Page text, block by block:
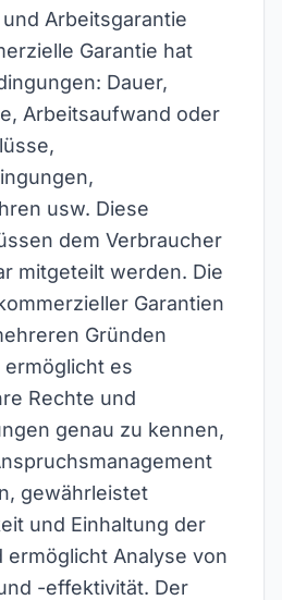
Arbeitsgarantie
Garantie hat
Dauer,
Arbeitsaufwand oder
usw. Diese
dem Verbraucher
mitgeteilt werden. Die
Garantien
Gründen
ermöglicht es
Rechte und
genau zu kennen,
gewährleistet
und Einhaltung der
ermöglicht Analyse von
-effektivität. Der